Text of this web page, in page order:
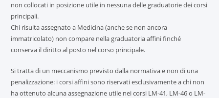
non collocati in posizione utile in nessuna delle graduatorie dei corsi
principali.
Chi risulta assegnato a Medicina (anche se non ancora
immatricolato) non compare nella graduatoria affini finché
conserva il diritto al posto nel corso principale.
Si tratta di un meccanismo previsto dalla normativa e non di una
penalizzazione: i corsi affini sono riservati esclusivamente a chi non
ha ottenuto alcuna assegnazione utile nei corsi LM-41, LM-46 o LM-